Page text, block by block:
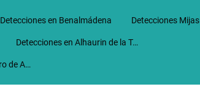
Detecciones en Benalmádena Detecciones Mijas
Detecciones en Alhaurin de la Torre
Detecciones en San Pedro de Alcantara